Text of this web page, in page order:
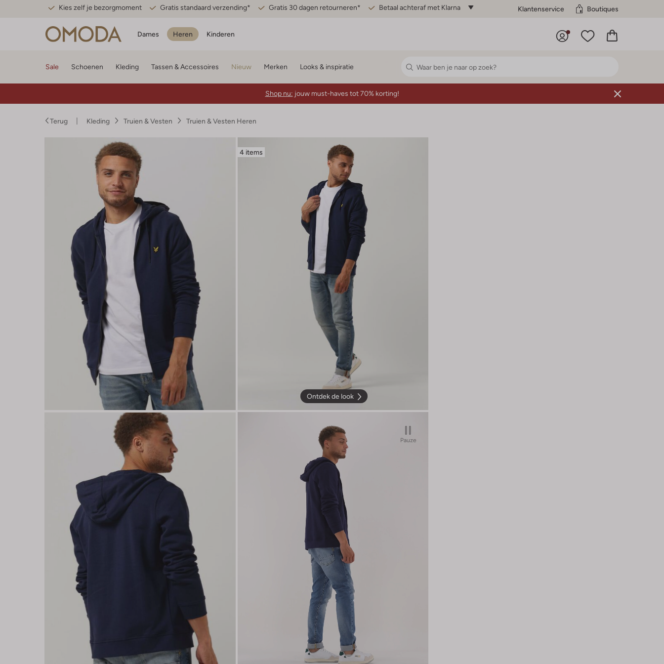
Kies zelf je bezorgmoment Gratis standaard verzending* Gratis 30 dagen retourneren* Betaal achteraf met Klarna Klantenservice Boutiques
Dames Heren Kinderen
Sale Schoenen Kleding Tassen & Accessoires Nieuw Merken Looks & inspiratie
Shop nu: jouw must-haves tot 70% korting!
Terug Kleding Truien & Vesten Truien & Vesten Heren
4 items
Ontdek de look
Pauze